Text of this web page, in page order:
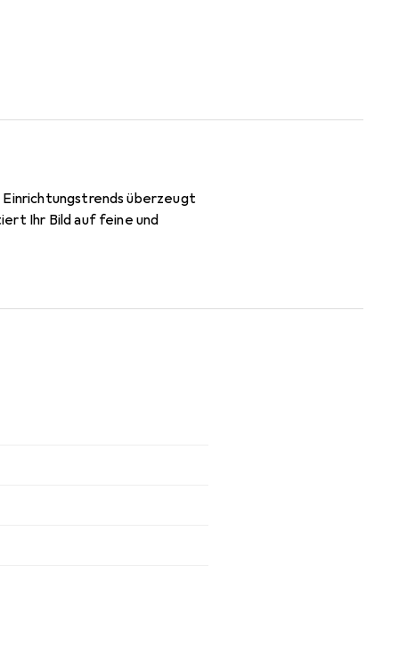
Einrichtungstrends überzeugt
Ihr Bild auf feine und